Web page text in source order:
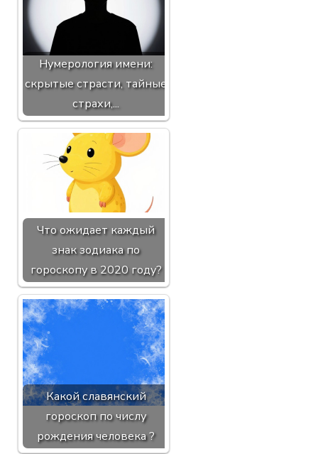
Нумерология имени:
скрытые страсти, тайные
страхи,...
Что ожидает каждый
знак зодиака по
гороскопу в 2020 году?
Какой славянский
гороскоп по числу
рождения человека ?